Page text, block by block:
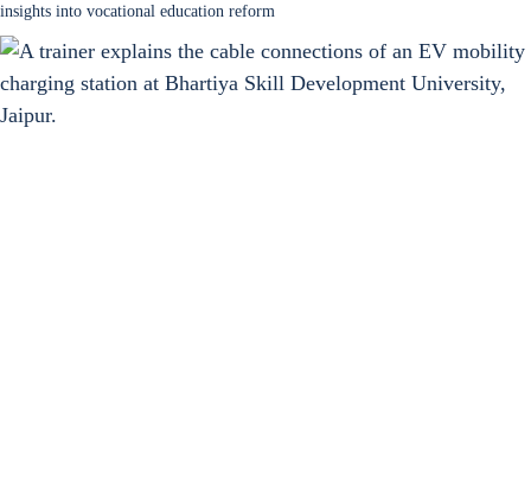
insights into voca­tio­nal edu­ca­ti­on reform